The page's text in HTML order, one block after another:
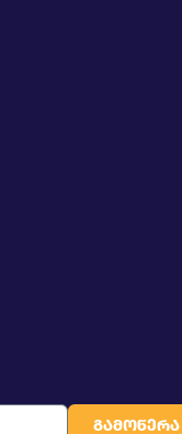
გამოწერა